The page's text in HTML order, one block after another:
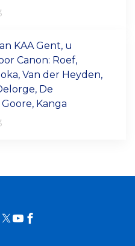
KAA Gent, u
Canon: Roef,
Van der Heyden,
De
Kanga